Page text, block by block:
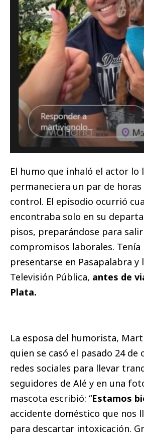
El humo que inhaló el actor lo
permaneciera un par de
control. El episodio ocurrió
encontraba solo en su
pisos, preparándose para
compromisos laborales.
presentarse en Pasapalabra y
Televisión Pública, antes de
Plata.
La esposa del humorista,
quien se casó el pasado 24 de
redes sociales para llevar
seguidores de Alé y en una
mascota escribió: “Estamos
accidente doméstico que nos
para descartar intoxicación.